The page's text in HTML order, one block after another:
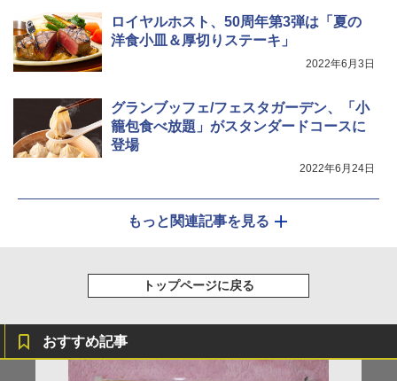
クション トースト機能
￥44,800
ロイヤルホスト、50周年第3弾は「夏の
洋食小皿＆厚切りステーキ」
2022年6月3日
グランブッフェ/フェスタガーデン、「小
籠包食べ放題」がスタンダードコースに
登場
2022年6月24日
もっと関連記事を見る
トップページに戻る
おすすめ記事